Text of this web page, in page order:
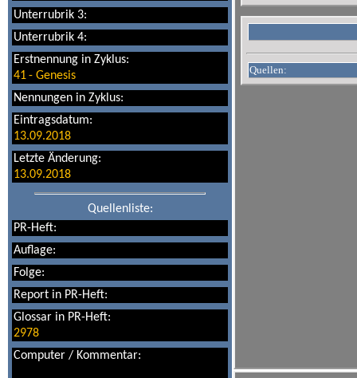
Unterrubrik 3:
Unterrubrik 4:
Erstnennung in Zyklus:
41- Genesis
Nennungen in Zyklus:
Eintragsdatum:
13.09.2018
Letzte Änderung:
13.09.2018
Quellenliste:
PR-Heft:
Auflage:
Folge:
Report in PR-Heft:
Glossar in PR-Heft:
2978
Computer / Kommentar:
Quellen: